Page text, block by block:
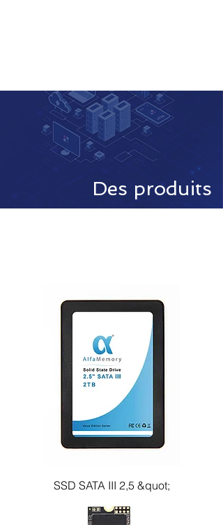
Des produits
SSD SATA III 2,5 &quot;